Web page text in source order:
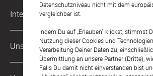
Datenschutzniveau nicht mit dem
vergleichbar ist.
Indem Du auf „Erlauben“ klickst, stimmst
Nutzung dieser Cookies und
Verarbeitung Deiner Daten zu,
Übermittlung an unsere Partner (Dritte),
Falls Du damit nicht einverstanden bist
Impressum
AGB & Widerrufsrecht
Zahlung & Versand
Datenschutz
Musterkarten
Digitale Gästelisten
FAQ & Hilfe
International
Österreich
Schweiz
Unsere Zahlungsarten